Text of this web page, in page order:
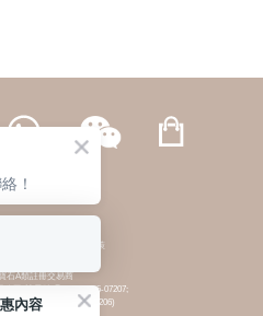
体
不得轉載 私隱政策
石A類註冊交易商
司-註冊號碼:A-B-24-05-07207;
-註冊號碼:A-B-24-05-07206)
內容
！